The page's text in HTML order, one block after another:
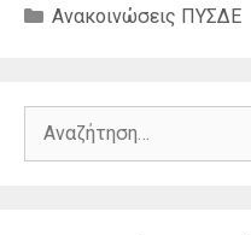
Κατηγορίες
Ανακοινώσεις ΠΥΣΔΕ
Αναζήτηση